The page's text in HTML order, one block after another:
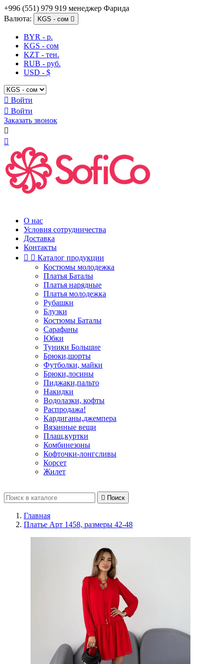
+996 (551) 979 919 менеджер Фарида
Валюта:
KGS - сом 
BYR - р.
KGS - сом
KZT - тен.
RUB - руб.
USD - $
 Войти
 Войти
Заказать звонок


О нас
Условия сотрудничества
Доставка
Контакты
  Каталог продукции
Костюмы молодежка
Платья Баталы
Платья нарядные
Платья молодежка
Рубашки
Блузки
Костюмы Баталы
Сарафаны
Юбки
Туники Большие
Брюки,шорты
Футболки, майки
Брюки,лосины
Пиджаки,пальто
Накидки
Водолазки, кофты
Распродажа!
Кардиганы,джемпера
Вязанные вещи
Плащ,куртки
Комбинезоны
Кофточки-лонгсливы
Корсет
Жилет
 Поиск
Главная
Платье Арт 1458, размеры 42-48